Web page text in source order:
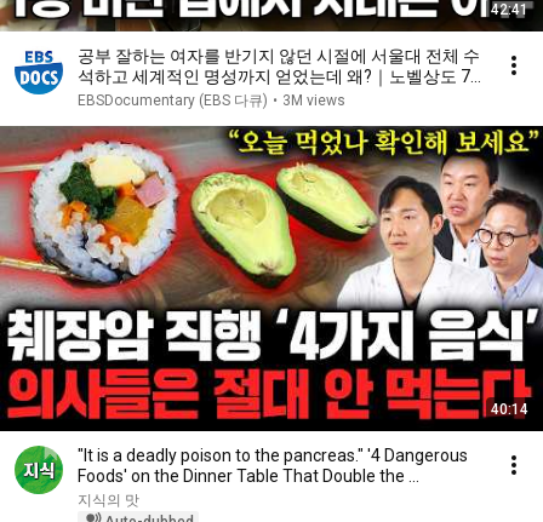
42:41
공부 잘하는 여자를 반기지 않던 시절에 서울대 전체 수
석하고 세계적인 명성까지 얻었는데 왜?｜노벨상도 7
성급 호텔도 부럽지 않은 어느 학자의 품격｜여백서원
EBSDocumentary (EBS 다큐) • 3M views
40:14
"It is a deadly poison to the pancreas." '4 Dangerous
Foods' on the Dinner Table That Double the ...
지식의 맛